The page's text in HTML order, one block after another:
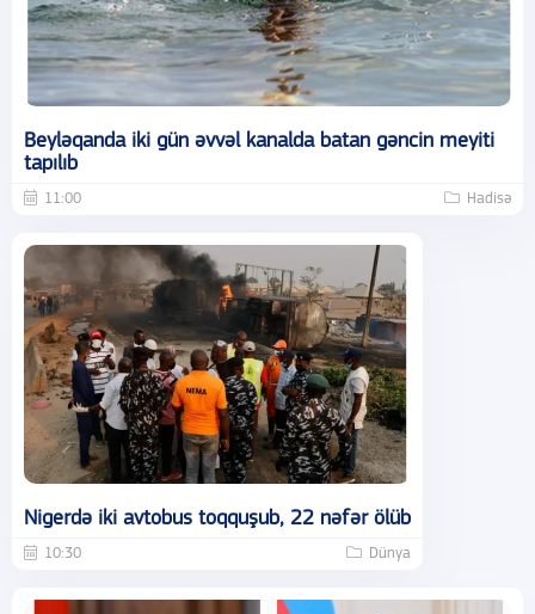
Beyləqanda iki gün əvvəl kanalda batan gəncin meyiti
tapılıb
11:00 Hadisə
Nigerdə iki avtobus toqquşub, 22 nəfər ölüb
10:30 Dünya